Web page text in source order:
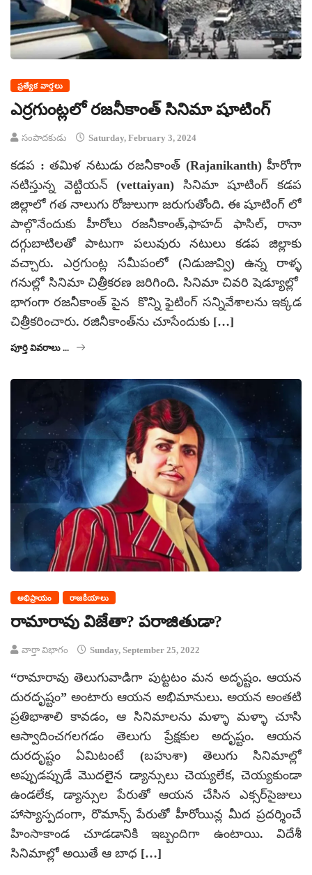
ప్రత్యేక వార్తలు
ఎర్రగుంట్లలో రజనీకాంత్ సినిమా షూటింగ్
సంపాదకుడు Saturday, February 3, 2024
కడప : తమిళ నటుడు రజనీకాంత్‌ (Rajanikanth) హీరోగా
నటిస్తున్న వెట్టియన్ (vettaiyan) సినిమా షూటింగ్ కడప
జిల్లాలో గత నాలుగు రోజులుగా జరుగుతోంది. ఈ షూటింగ్ లో
పాల్గొనేందుకు హీరోలు రజనీకాంత్,ఫాహద్ ఫాసిల్, రానా
దగ్గుబాటిలతో పాటుగా పలువురు నటులు కడప జిల్లాకు
వచ్చారు. ఎర్రగుంట్ల సమీపంలో (నిడుజువ్వి) ఉన్న రాళ్ళ
గనుల్లో సినిమా చిత్రీకరణ జరిగింది. సినిమా చివరి షెడ్యూల్లో
భాగంగా రజనీకాంత్ పైన కొన్ని ఫైటింగ్ సన్నివేశాలను ఇక్కడ
చిత్రీకరించారు. రజినీకాంత్‌ను చూసేందుకు […]
పూర్తి వివరాలు ...
అభిప్రాయం రాజకీయాలు
రామారావు విజేతా? పరాజితుడా?
వార్తా విభాగం Sunday, September 25, 2022
“రామారావు తెలుగువాడిగా పుట్టటం మన అదృష్టం. ఆయన
దురదృష్టం” అంటారు ఆయన అభిమానులు. అయన అంతటి
ప్రతిభాశాలి కావడం, ఆ సినిమాలను మళ్ళా మళ్ళా చూసి
ఆస్వాదించగలగడం తెలుగు ప్రేక్షకుల అదృష్టం. ఆయన
దురదృష్టం ఏమిటంటే (బహుశా) తెలుగు సినిమాల్లో
అప్పుడప్పుడే మొదలైన డ్యాన్సులు చెయ్యలేక, చెయ్యకుండా
ఉండలేక, డ్యాన్సుల పేరుతో ఆయన చేసిన ఎక్సర్‌సైజులు
హాస్యాస్పదంగా, రొమాన్స్ పేరుతో హీరోయిన్ల మీద ప్రదర్శించే
హింసాకాండ చూడడానికి ఇబ్బందిగా ఉంటాయి. విదేశీ
సినిమాల్లో అయితే ఆ బాధ […]